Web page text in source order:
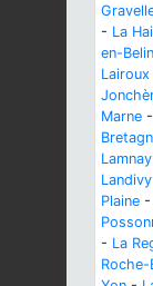
- La
en-Belin
Lairoux
Marne -
Lamnay
Landivy
Plaine -
- La
Roche-